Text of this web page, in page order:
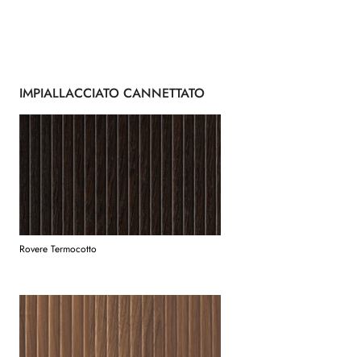
IMPIALLACCIATO CANNETTATO
Rovere Termocotto